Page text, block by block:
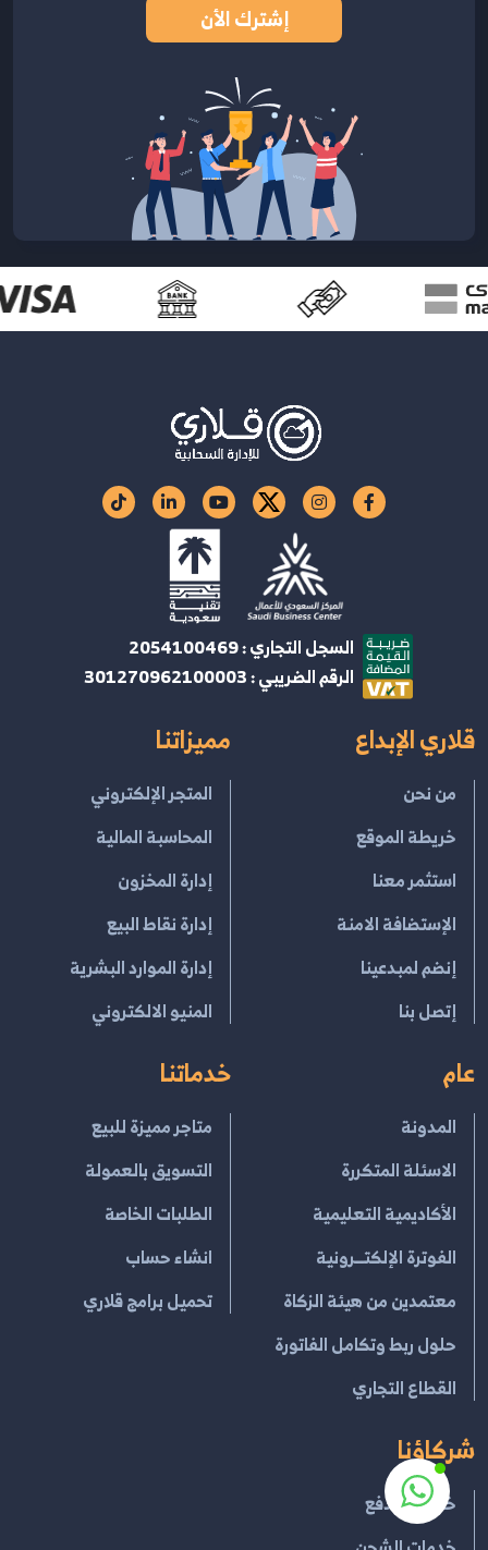
إشترك الأن
السجل التجاري : 2054100469
الرقم الضريبي : 301270962100003
قلاري الإبداع
من نحن
خريطة الموقع
استثمر معنا
الإستضافة الامنة
إنضم لمبدعينا
إتصل بنا
مميزاتنا
المتجر الإلكتروني
المحاسبة المالية
إدارة المخزون
إدارة نقاط البيع
إدارة الموارد البشرية
المنيو الالكتروني
عام
المدونة
الاسئلة المتكررة
الأكاديمية التعليمية
الفوترة الإلكتــرونية
معتمدين من هيئة الزكاة
حلول ربط وتكامل الفاتورة
القطاع التجاري
خدماتنا
متاجر مميزة للبيع
التسويق بالعمولة
الطلبات الخاصة
انشاء حساب
تحميل برامج قلاري
شركاؤنا
خدمات الدفع